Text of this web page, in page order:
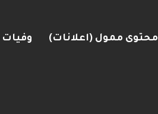
محتوى ممول (اعلانات) وفيات